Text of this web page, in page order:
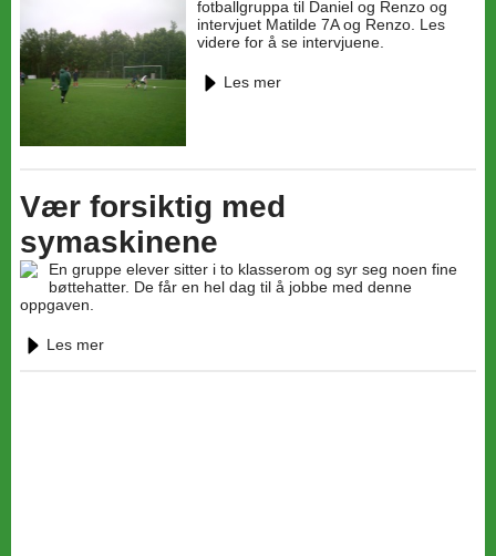
fotballgruppa til Daniel og Renzo og
intervjuet Matilde 7A og Renzo. Les
videre for å se intervjuene.
Les mer
Vær forsiktig med
symaskinene
En gruppe elever sitter i to klasserom og syr seg noen fine
bøttehatter. De får en hel dag til å jobbe med denne
oppgaven.
Les mer